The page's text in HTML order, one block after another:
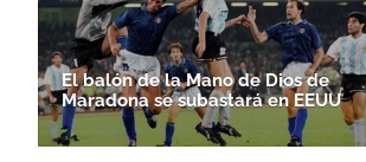
El balón de la Mano de Dios de
Maradona se subastará en EEUU